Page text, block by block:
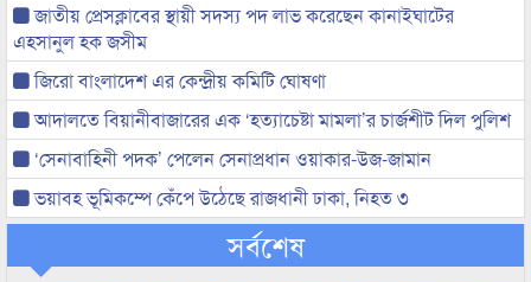
জাতীয় প্রেসক্লাবের স্থায়ী সদস্য পদ লাভ করেছেন কানাইঘাটের
এহসানুল হক জসীম
জিরো বাংলাদেশ এর কেন্দ্রীয় কমিটি ঘোষণা
আদালতে বিয়ানীবাজারের এক ‘হত্যাচেষ্টা মামলা’র চার্জশীট দিল পুলিশ
‘সেনাবাহিনী পদক’ পেলেন সেনাপ্রধান ওয়াকার-উজ-জামান
ভয়াবহ ভূমিকম্পে কেঁপে উঠেছে রাজধানী ঢাকা, নিহত ৩
সর্বশেষ